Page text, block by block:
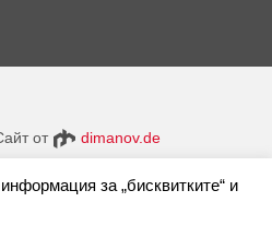
от dimanov.de
за „бисквитките“ и